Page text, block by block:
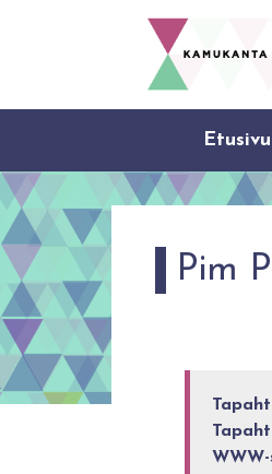
Etusivu
Pim
WWW-